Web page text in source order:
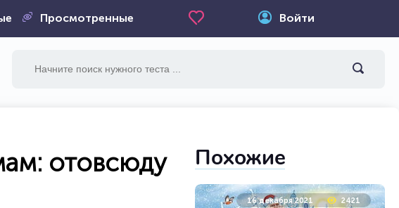
Просмотренные Войти
отовсюду
Похожие
16 декабря 2021 2421